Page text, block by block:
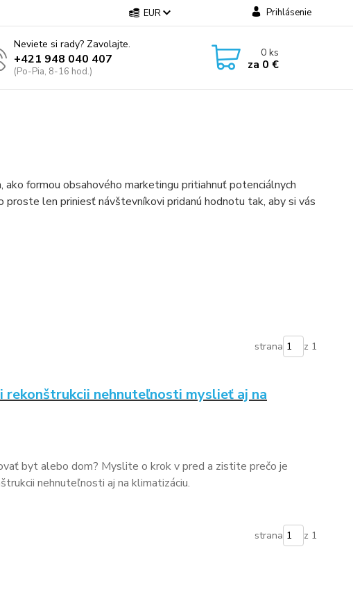
EUR Prihlásenie
Neviete si rady? Zavolajte.
+421 948 040 407
(Po-Pia, 8-16 hod.)
0ks
za 0 €
formou obsahového marketingu pritiahnuť potenciálnych
len priniesť návštevníkovi pridanú hodnotu tak, aby si vás
strana z 1
rekonštrukcii nehnuteľnosti myslieť aj na
byt alebo dom? Myslite o krok v pred a zistite prečo je
nehnuteľnosti aj na klimatizáciu.
strana z 1